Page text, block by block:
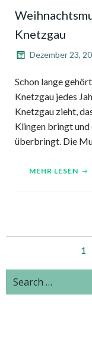
Knetzgau
Dezember 23,
Schon lange
Knetzgau jedes
Knetzgau zieht,
Klingen bringt und
überbringt. Die
MEHR LESEN
1
Search